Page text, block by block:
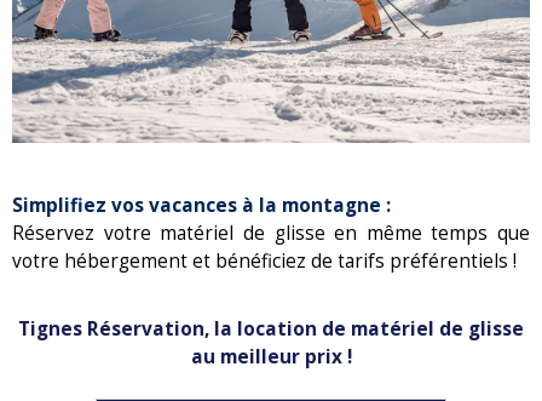
Simplifiez vos vacances à la montagne :
Réservez votre matériel de glisse en même temps que
votre hébergement et bénéficiez de tarifs préférentiels !
Tignes Réservation, la location de matériel de glisse
au meilleur prix !